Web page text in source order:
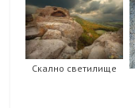
Скално светилище